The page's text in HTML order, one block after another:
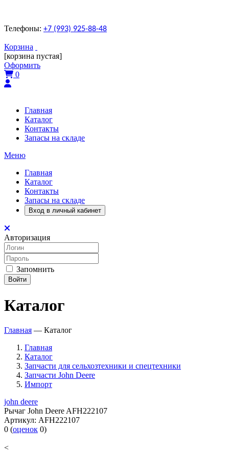
Телефоны: +7 (993) 925-88-48
Корзина
[корзина пустая]
Оформить
0
Главная
Каталог
Контакты
Запасы на складе
Меню
Главная
Каталог
Контакты
Запасы на складе
Вход в личный кабинет
Авторизация
Запомнить
Войти
Каталог
Главная — Каталог
Главная
Каталог
Запчасти для сельхозтехники и спецтехники
Запчасти John Deere
Импорт
john deere
Рычаг John Deere AFH222107
Артикул: AFH222107
0 (оценок 0)
<